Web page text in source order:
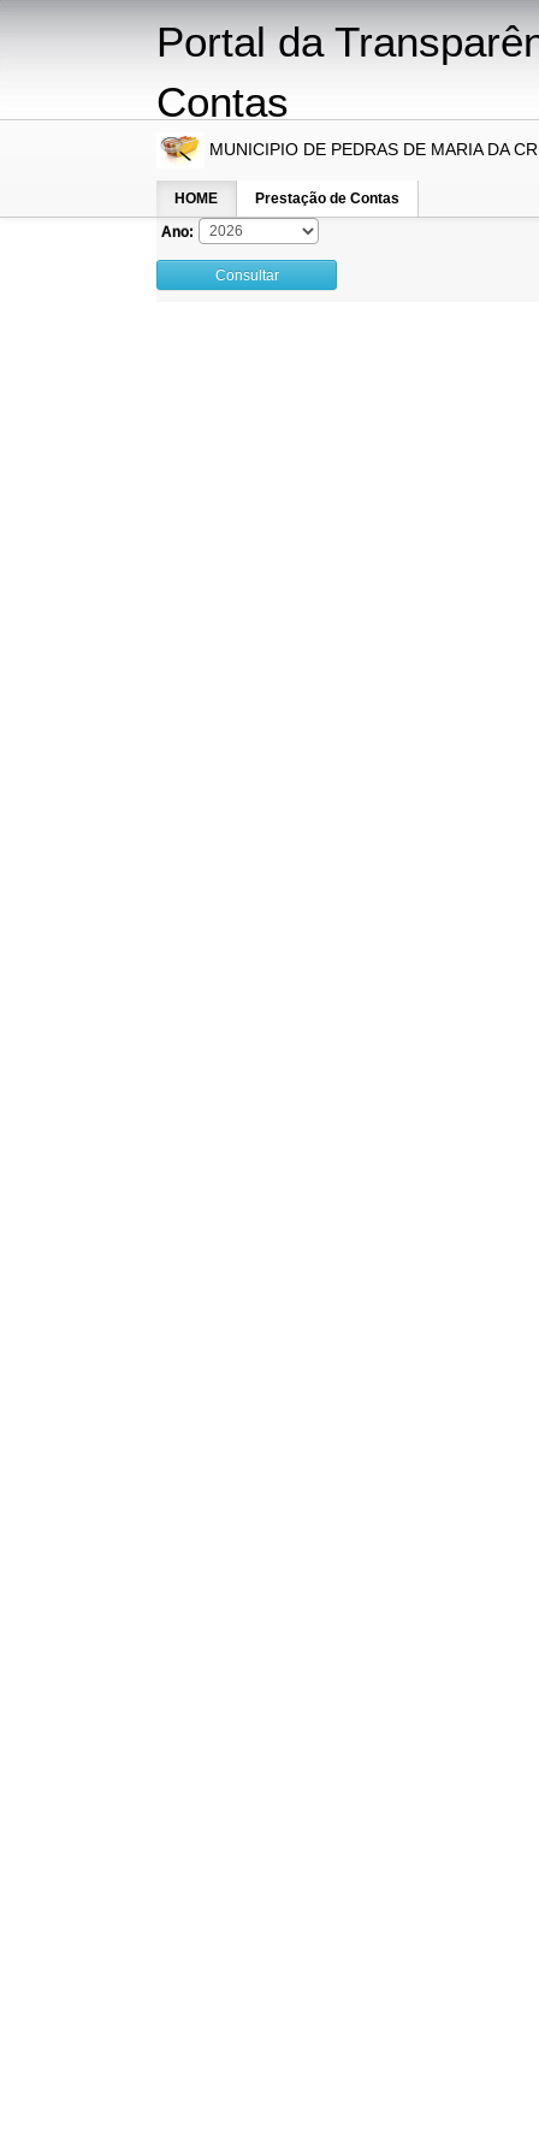
Portal da
Contas
MUNICIPIO DE PEDRAS DE MARIA DA
HOME Prestação de Contas
Ano:
Consultar